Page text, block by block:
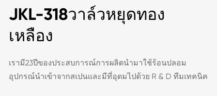
JKL-318วาล์วหยุดทอง
เหลือง
เรามี23ปีของประสบการณ์การผลิตนำมาใช้ร้อนปลอม
อุปกรณ์นำเข้าจากสเปนและมีที่อุดมไปด้วย R & D ทีมเทคนิค